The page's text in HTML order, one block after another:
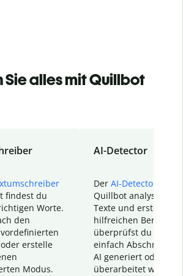
Sie alles mit Quillbot
findest du
Worte.
den
erstelle
Modus.
AI-Detector
Der AI-Detector
Quillbot analysiert
Texte und erstellt
hilfreichen Bericht.
überprüfst du
einfach Abschnitte,
AI generiert oder
überarbeitet wurden.